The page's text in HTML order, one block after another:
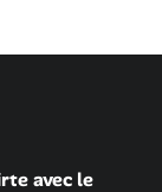
avec le